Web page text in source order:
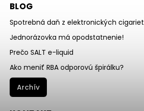
BLOG
Spotrebná daň z elektronických cigariet
Jednorázovka má opodstatnenie!
Prečo SALT e-liquid
Ako meniť RBA odporovú špirálku?
Archív